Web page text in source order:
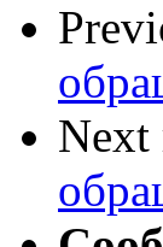
Next